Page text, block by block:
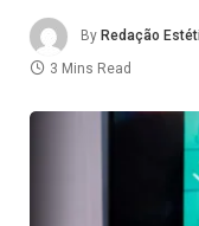
By Redação
3 Mins Read